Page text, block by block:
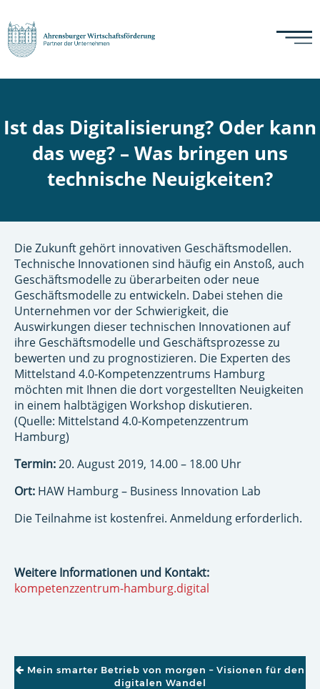
Ist das Digitalisierung? Oder kann
das weg? – Was bringen uns
technische Neuigkeiten?
Die Zukunft gehört innovativen Geschäftsmodellen.
Technische Innovationen sind häufig ein Anstoß, auch
Geschäftsmodelle zu überarbeiten oder neue
Geschäftsmodelle zu entwickeln. Dabei stehen die
Unternehmen vor der Schwierigkeit, die
Auswirkungen dieser technischen Innovationen auf
ihre Geschäftsmodelle und Geschäftsprozesse zu
bewerten und zu prognostizieren. Die Experten des
Mittelstand 4.0-Kompetenzzentrums Hamburg
möchten mit Ihnen die dort vorgestellten Neuigkeiten
in einem halbtägigen Workshop diskutieren.
(Quelle: Mittelstand 4.0-Kompetenzzentrum
Hamburg)
Termin:20. August 2019, 14.00 – 18.00 Uhr
Ort: HAW Hamburg – Business Innovation Lab
Die Teilnahme ist kostenfrei. Anmeldung erforderlich.
Weitere Informationen und Kontakt:
kompetenzzentrum-hamburg.digital
BEITRAGSNAVIGATION
Mein smarter Betrieb von morgen – Visionen für den
digitalen Wandel